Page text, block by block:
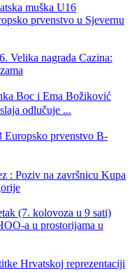
muška U16
prvenstvo u Sjevernu
Velika nagrada Cazina:
Boc i Ema Božiković
odlučuje ...
prvenstvo B-
: Poziv na završnicu Kupa
(7. kolovoza u 9 sati)
a u prostorijama u
Hrvatskoj reprezentaciji